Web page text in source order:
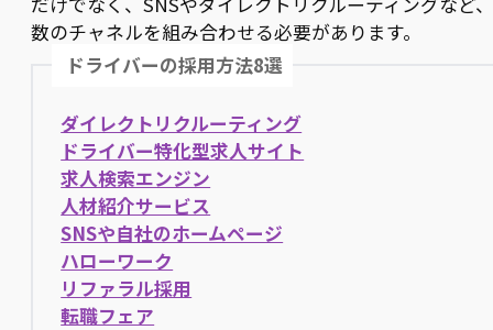
数のチャネルを組み合わせる必要があります。
ドライバーの採用方法8選
ダイレクトリクルーティング
ドライバー特化型求人サイト
求人検索エンジン
人材紹介サービス
SNSや自社のホームページ
ハローワーク
リファラル採用
転職フェア